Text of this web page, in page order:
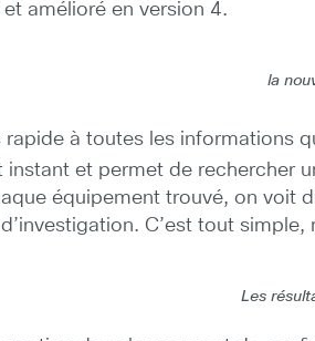
amélioré en version 4.
la
rapide à toutes les informations
et permet de rechercher
équipement trouvé, on voit
C’est tout
Les